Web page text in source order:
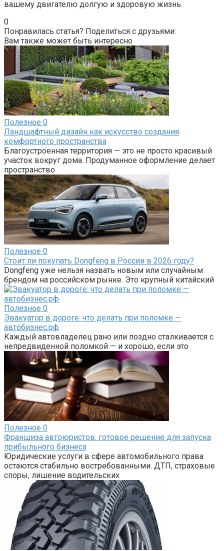
вашему двигателю долгую и здоровую жизнь.
0
Понравилась статья? Поделиться с друзьями:
Вам также может быть интересно
Полезное 0
Ландшафтный дизайн как искусство создания
комфортного пространства
Благоустроенная территория — это не просто красивый
участок вокруг дома. Продуманное оформление делает
пространство
Полезное 0
Стоит ли покупать Dongfeng в России в 2026 году?
Dongfeng уже нельзя назвать новым или случайным
брендом на российском рынке. Это крупный китайский
Полезное 0
Эвакуатор в дороге: что делать при поломке —
автобизнес.рф
Каждый автовладелец рано или поздно сталкивается с
непредвиденной поломкой — и хорошо, если это
Полезное 0
Франшиза автоюристов: готовое решение для запуска
прибыльного бизнеса
Юридические услуги в сфере автомобильного права
остаются стабильно востребованными. ДТП, страховые
споры, лишение водительских